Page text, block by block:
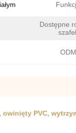
Dostępne
PVC,